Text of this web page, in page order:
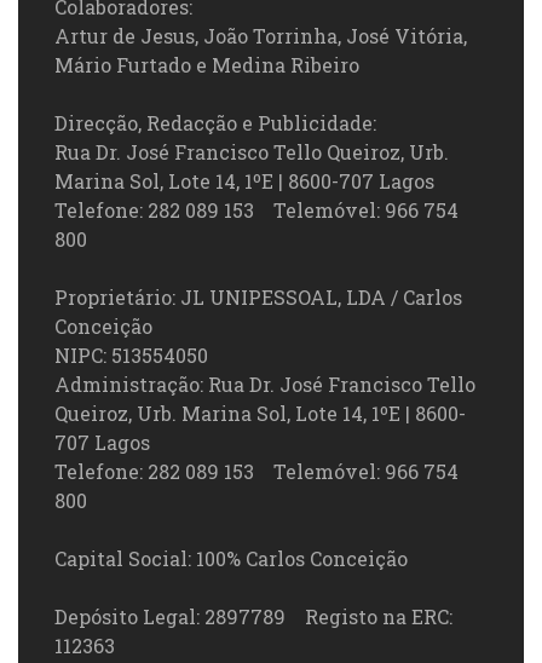
Colaboradores:
Artur de Jesus, João Torrinha, José Vitória,
Mário Furtado e Medina Ribeiro
Direcção, Redacção e Publicidade:
Rua Dr. José Francisco Tello Queiroz, Urb.
Marina Sol, Lote 14, 1ºE | 8600-707 Lagos
Telefone: 282 089 153 Telemóvel: 966 754
800
Proprietário: JL UNIPESSOAL, LDA / Carlos
Conceição
NIPC: 513554050
Administração: Rua Dr. José Francisco Tello
Queiroz, Urb. Marina Sol, Lote 14, 1ºE | 8600-
707 Lagos
Telefone: 282 089 153 Telemóvel: 966 754
800
Capital Social: 100% Carlos Conceição
Depósito Legal: 2897789 Registo na ERC:
112363